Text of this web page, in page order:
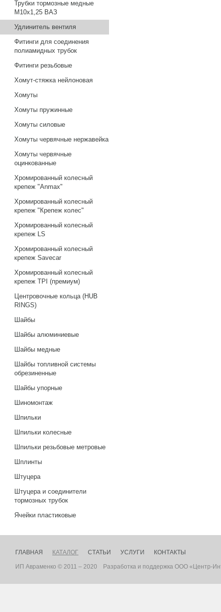
Трубки тормозные медные
М10х1,25 ВАЗ
Удлинитель вентиля
Фитинги для соединения
полиамидных трубок
Фитинги резьбовые
Хомут-стяжка нейлоновая
Хомуты
Хомуты пружинные
Хомуты силовые
Хомуты червячные нержавейка
Хомуты червячные
оцинкованные
Хромированный колесный
крепеж "Anmax"
Хромированный колесный
крепеж "Крепеж колес"
Хромированный колесный
крепеж LS
Хромированный колесный
крепеж Savecar
Хромированный колесный
крепеж TPI (премиум)
Центровочные кольца (HUB
RINGS)
Шайбы
Шайбы алюминиевые
Шайбы медные
Шайбы топливной системы
обрезиненные
Шайбы упорные
Шиномонтаж
Шпильки
Шпильки колесные
Шпильки резьбовые метровые
Шплинты
Штуцера
Штуцера и соединители
тормозных трубок
Ячейки пластиковые
ГЛАВНАЯ КАТАЛОГ СТАТЬИ УСЛУГИ КОНТАКТЫ
ИП Авраменко © 2011 – 2020 Разработка и поддержка ООО «Центр-